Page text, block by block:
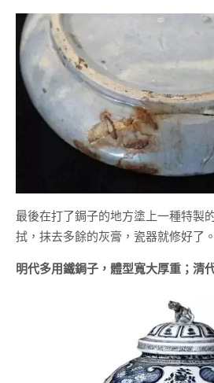
最後在打了鋦子的地方塗上一種特製
拭，抹去多餘的灰膏，瓷器就修好了。
明代多用鐵鋦子，體型寬大厚重；清